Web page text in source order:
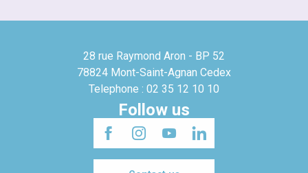
28 rue Raymond Aron - BP 52
78824 Mont-Saint-Agnan Cedex
Telephone : 02 35 12 10 10
Follow us